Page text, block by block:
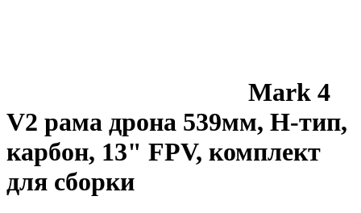
Mark 4
V2 рама дрона 539мм, H-тип,
карбон, 13" FPV, комплект
для сборки